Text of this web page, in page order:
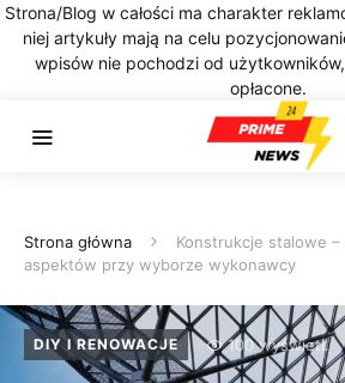
Strona/Blog w całości ma charakter
niej artykuły mają na celu
wpisów nie pochodzi od
opłacone.
Strona główna
Konstrukcje stalowe
aspektów przy wyborze wykonawcy
DIY I RENOWACJE 100 wyświetl.